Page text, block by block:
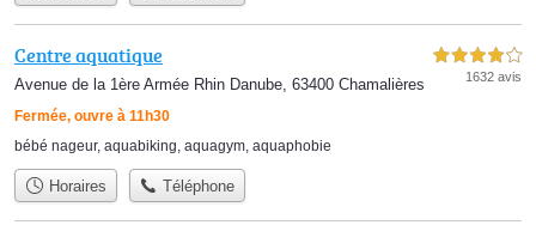
Centre aquatique
Avenue de la 1ère Armée Rhin Danube, 63400 Chamalières
Fermée, ouvre à 11h30
4,0 étoiles sur 5
1632 avis
bébé nageur, aquabiking, aquagym, aquaphobie
Horaires Téléphone